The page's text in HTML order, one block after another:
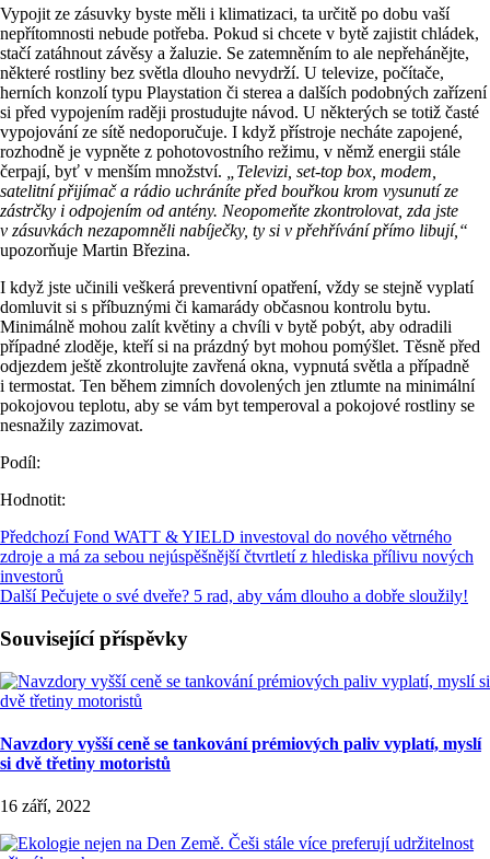
Vypojit ze zásuvky byste měli i klimatizaci, ta určitě po dobu vaší
nepřítomnosti nebude potřeba. Pokud si chcete v bytě zajistit chládek,
stačí zatáhnout závěsy a žaluzie. Se zatemněním to ale nepřehánějte,
některé rostliny bez světla dlouho nevydrží. U televize, počítače,
herních konzolí typu Playstation či sterea a dalších podobných zařízení
si před vypojením raději prostudujte návod. U některých se totiž časté
vypojování ze sítě nedoporučuje. I když přístroje necháte zapojené,
rozhodně je vypněte z pohotovostního režimu, v němž energii stále
čerpají, byť v menším množství.
„Televizi, set-top box, modem,
satelitní přijímač a rádio uchráníte před bouřkou krom vysunutí ze
zástrčky i odpojením od antény. Neopomeňte zkontrolovat, zda jste
v zásuvkách nezapomněli nabíječky, ty si v přehřívání přímo libují,“
upozorňuje Martin Březina.
I když jste učinili veškerá preventivní opatření, vždy se stejně vyplatí
domluvit si s příbuznými či kamarády občasnou kontrolu bytu.
Minimálně mohou zalít květiny a chvíli v bytě pobýt, aby odradili
případné zloděje, kteří si na prázdný byt mohou pomýšlet. Těsně před
odjezdem ještě zkontrolujte zavřená okna, vypnutá světla a případně
i termostat. Ten během zimních dovolených jen ztlumte na minimální
pokojovou teplotu, aby se vám byt temperoval a pokojové rostliny se
nesnažily zazimovat.
Podíl:
Hodnotit:
Předchozí Fond WATT & YIELD investoval do nového větrného
zdroje a má za sebou nejúspěšnější čtvrtletí z hlediska přílivu nových
investorů
Další Pečujete o své dveře? 5 rad, aby vám dlouho a dobře sloužily!
Související příspěvky
Navzdory vyšší ceně se tankování prémiových paliv vyplatí, myslí
si dvě třetiny motoristů
16 září, 2022